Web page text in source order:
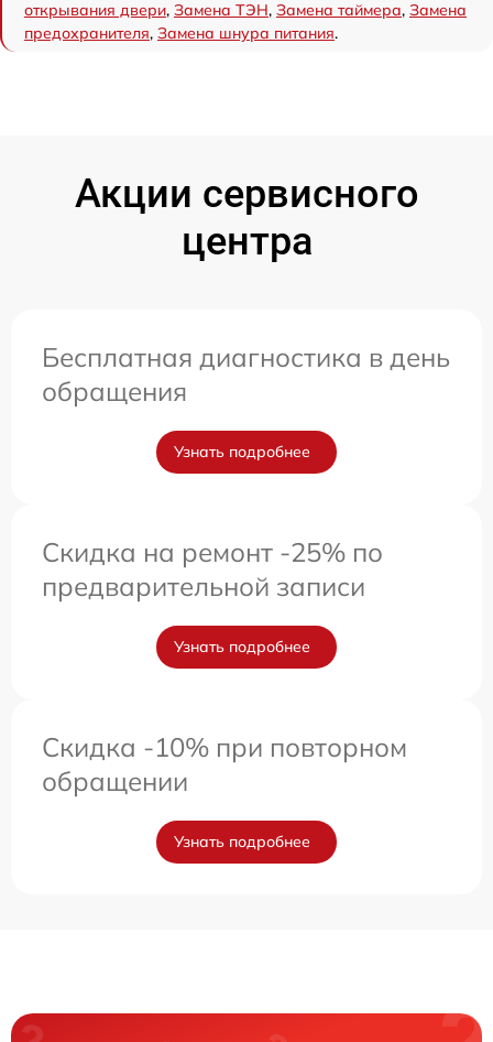
открывания двери, Замена ТЭН, Замена таймера, Замена
предохранителя, Замена шнура питания.
Акции сервисного
центра
Бесплатная диагностика в день
обращения
Узнать подробнее
Скидка на ремонт -25% по
предварительной записи
Узнать подробнее
Скидка -10% при повторном
обращении
Узнать подробнее